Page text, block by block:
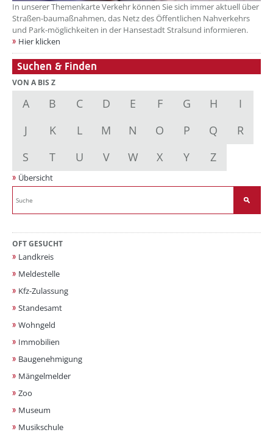
In unserer Themenkarte Verkehr können Sie sich immer aktuell über
Straßen-baumaßnahmen, das Netz des Öffentlichen Nahverkehrs
und Park-möglichkeiten in der Hansestadt Stralsund informieren.
Hier klicken
Suchen & Finden
VON A BIS Z
A B C D E F G H
I
J
K L M N O P Q
R
S
T U V W X Y Z
Übersicht
OFT GESUCHT
Landkreis
Meldestelle
Kfz-Zulassung
Standesamt
Wohngeld
Immobilien
Baugenehmigung
Mängelmelder
Zoo
Museum
Musikschule